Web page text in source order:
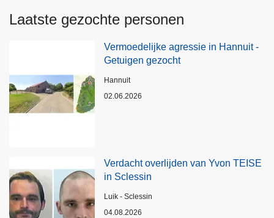
Laatste gezochte personen
Vermoedelijke agressie in Hannuit -
Getuigen gezocht
Plaats
Hannuit
02.06.2026
Verdacht overlijden van Yvon TEISE
in Sclessin
Plaats
Luik - Sclessin
04.08.2026